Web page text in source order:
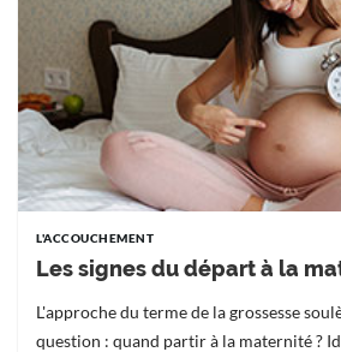
L'ACCOUCHEMENT
Les signes du départ à la
L'approche du terme de la grossesse
question : quand partir à la maternité ?